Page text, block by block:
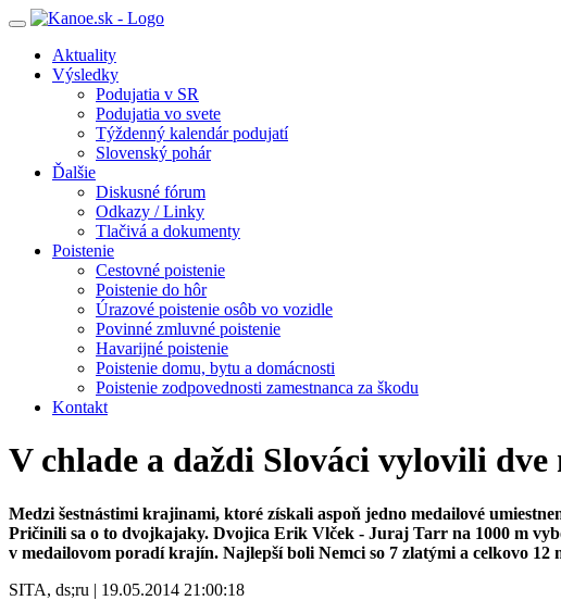
Toggle
navigationAktuality
Výsledky
Podujatia v SR
Podujatia vo svete
Týždenný kalendár podujatí
Slovenský pohár
Ďalšie
Diskusné fórum
Odkazy / Linky
Tlačivá a dokumenty
Poistenie
Cestovné poistenie
Poistenie do hôr
Úrazové poistenie osôb vo vozidle
Povinné zmluvné poistenie
Havarijné poistenie
Poistenie domu, bytu a domácnosti
Poistenie zodpovednosti zamestnanca za škodu
Kontakt
V chlade a daždi Slováci vylovili dve
Medzi šestnástimi krajinami, ktoré získali aspoň jedno medailové
Pričinili sa o to dvojkajaky. Dvojica Erik Vlček - Juraj Tarr na 1000 m
v medailovom poradí krajín. Najlepší boli Nemci so 7 zlatými a celkovo
SITA, ds;ru | 19.05.2014 21:00:18